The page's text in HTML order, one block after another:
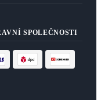
SPOLEČNOSTI